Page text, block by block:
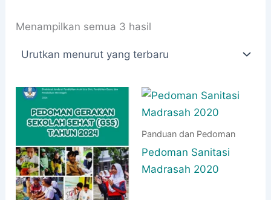
Menampilkan semua 3 hasil
terbaru
Panduan dan Pedoman
Pedoman Sanitasi
Madrasah 2020